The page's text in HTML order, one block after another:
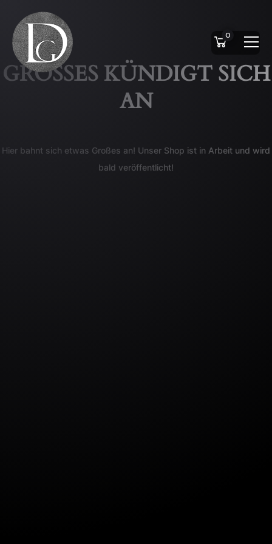
0
GROSSES KÜNDIGT SICH A
N
Hier bahnt sich etwas Großes an! Unser Shop ist in Arbeit und wird
bald veröffentlicht!